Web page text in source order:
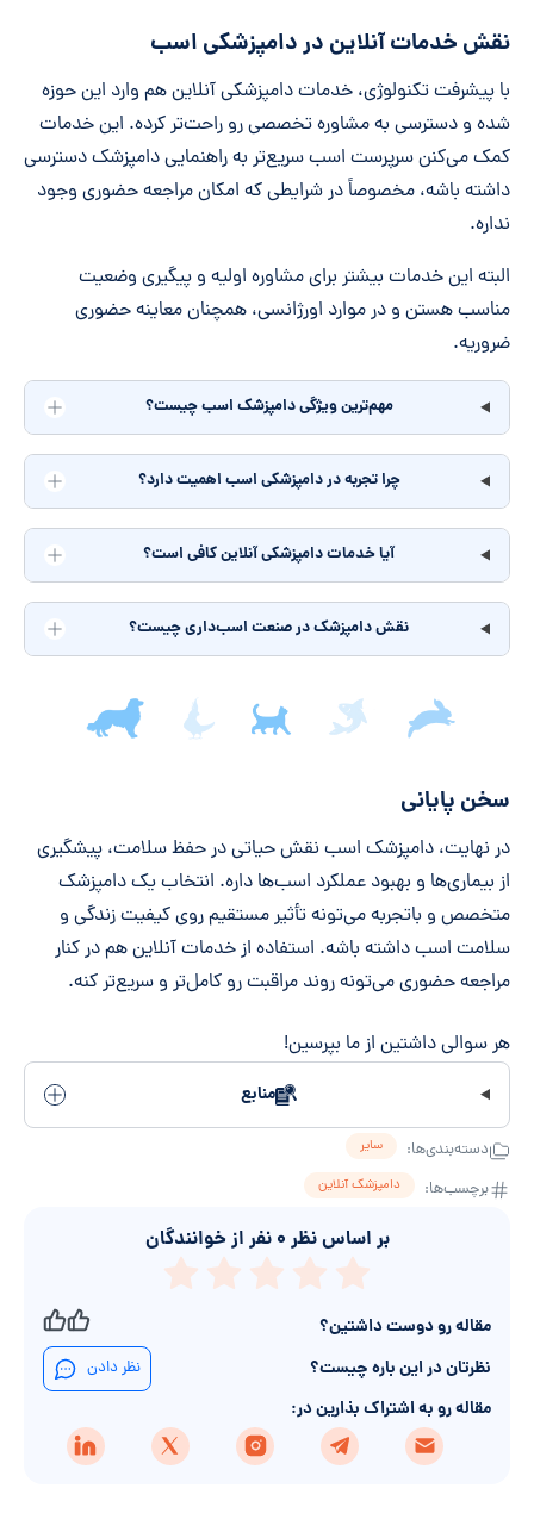
نقش خدمات آنلاین در دامپزشکی اسب
با پیشرفت تکنولوژی، خدمات دامپزشکی آنلاین هم وارد این حوزه
شده و دسترسی به مشاوره تخصصی رو راحت‌تر کرده. این خدمات
کمک می‌کنن سرپرست اسب سریع‌تر به راهنمایی دامپزشک دسترسی
داشته باشه، مخصوصاً در شرایطی که امکان مراجعه حضوری وجود
نداره.
البته این خدمات بیشتر برای مشاوره اولیه و پیگیری وضعیت
مناسب هستن و در موارد اورژانسی، همچنان معاینه حضوری
ضروریه.
مهم‌ترین ویژگی دامپزشک اسب چیست؟
چرا تجربه در دامپزشکی اسب اهمیت دارد؟
آیا خدمات دامپزشکی آنلاین کافی است؟
نقش دامپزشک در صنعت اسب‌داری چیست؟
جمع‌بندی مقاله
سخن پایانی
در نهایت، دامپزشک اسب نقش حیاتی در حفظ سلامت، پیشگیری
از بیماری‌ها و بهبود عملکرد اسب‌ها داره. انتخاب یک دامپزشک
متخصص و باتجربه می‌تونه تأثیر مستقیم روی کیفیت زندگی و
سلامت اسب داشته باشه. استفاده از خدمات آنلاین هم در کنار
مراجعه حضوری می‌تونه روند مراقبت رو کامل‌تر و سریع‌تر کنه.
هر سوالی داشتین از ما بپرسین!
منابع
دسته‌بندی‌ها: سایر
برچسب‌ها: دامپزشک آنلاین
بر اساس نظر ۰ نفر از خوانندگان
مقاله رو دوست داشتین؟
نظرتان در این باره چیست؟
نظر دادن
مقاله رو به اشتراک بذارین در: